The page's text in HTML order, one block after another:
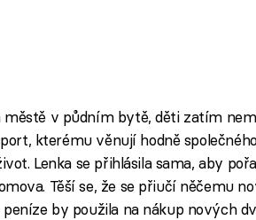
v půdním bytě, děti zatím
kterému věnují hodně
Lenka se přihlásila sama, aby
Těší se, že se přiučí něčemu
peníze by použila na nákup nových